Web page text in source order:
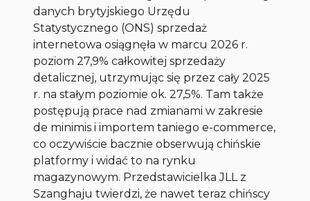
danych brytyjskiego Urzędu
Statystycznego (ONS) sprzedaż
internetowa osiągnęła w marcu 2026 r.
poziom 27,9% całkowitej sprzedaży
detalicznej, utrzymując się przez cały 2025
r. na stałym poziomie ok. 27,5%. Tam także
postępują prace nad zmianami w zakresie
de minimis i importem taniego e-commerce,
co oczywiście bacznie obserwują chińskie
platformy i widać to na rynku
magazynowym. Przedstawicielka JLL z
Szanghaju twierdzi, że nawet teraz chińscy